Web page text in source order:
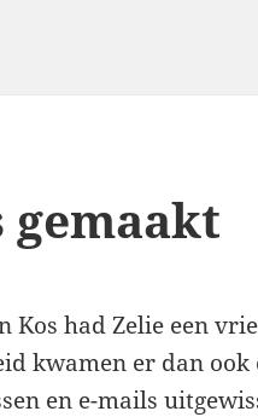
gemaakt
Kos had Zelie een
kwamen er dan
en e-mails